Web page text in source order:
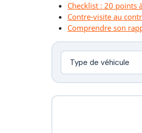
Checklist : 20 points
Contre-visite au
Comprendre son